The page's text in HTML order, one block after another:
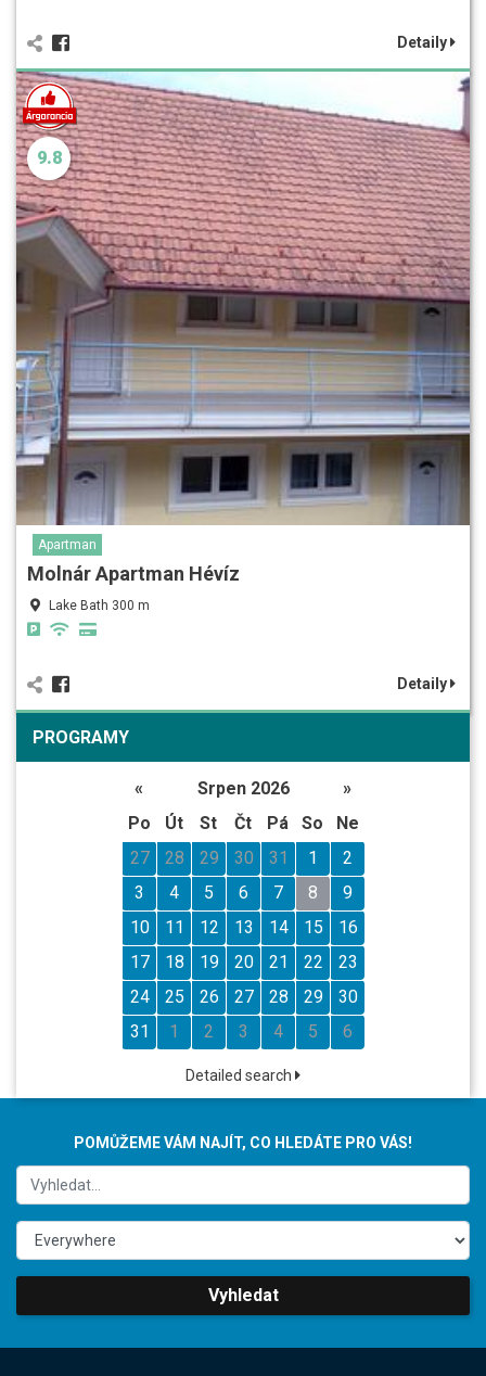
Detaily
9.8
Apartman
Molnár Apartman Hévíz
Lake Bath 300 m
Detaily
PROGRAMY
« Srpen 2026
»
Po
Út St Čt Pá So
Ne
27
28 29 30 31 1
2
3
4 5 6 7 8
9
10
11 12 13 14 15
16
17
18 19 20 21 22
23
24
25 26 27 28 29
30
31
1 2 3 4 5 6
Detailed search
POMŮŽEME VÁM NAJÍT, CO HLEDÁTE PRO VÁS!
Vyhledat